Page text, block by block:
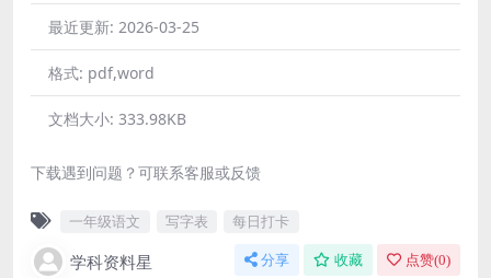
最近更新: 2026-03-25
格式: pdf,word
文档大小: 333.98KB
下载遇到问题？可联系客服或反馈
一年级语文 写字表 每日打卡
学科资料星 分享 收藏 点赞(0)